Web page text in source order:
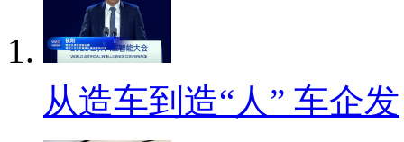
从造车到造“人” 车企发